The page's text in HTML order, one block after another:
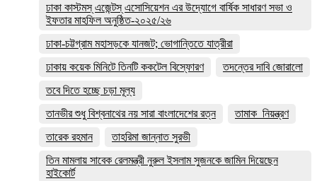
ঢাকা কাস্টমস্ এজেন্টস্ এসোসিয়েশন এর উদ্যোগে বার্ষিক সাধারণ সভা ও
ইফতার মাহফিল অনুষ্ঠিত-২০২৫/২৬
ঢাকা-চট্টগ্রাম মহাসড়কে যানজট; ভোগান্তিতে যাত্রীরা
ঢাকায় কয়েক মিনিটে তিনটি ককটেল বিস্ফোরণ
তদন্তের দাবি জোরালো
তবে দিতে হচ্ছে চড়া মূল্য
তানভীর শুধু বিশ্বনাথের নয় সারা বাংলাদেশের রত্ন
তামাক_নিয়ন্ত্রণ
তারেক রহমান
তাহরিমা জান্নাত সুরভী
তিন মামলায় সাবেক রেলমন্ত্রী নুরুল ইসলাম সুজনকে জামিন দিয়েছেন
হাইকোর্ট